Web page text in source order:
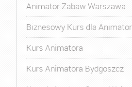
Animator Zabaw Warszawa
Biznesowy Kurs dla
Kurs Animatora
Kurs Animatora Bydgoszcz